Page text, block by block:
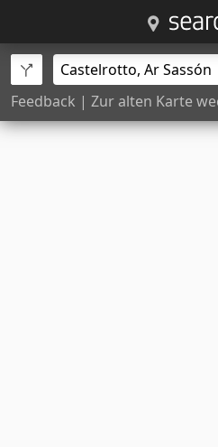
Feedback | Zur alten Karte